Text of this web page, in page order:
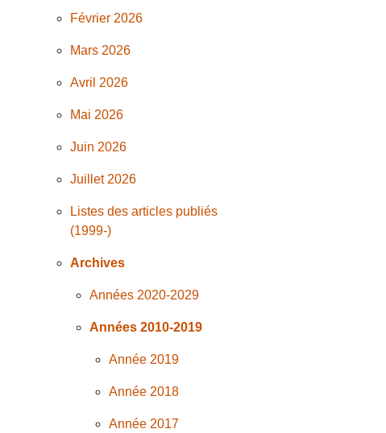
Février 2026
Mars 2026
Avril 2026
Mai 2026
Juin 2026
Juillet 2026
Listes des articles publiés
(1999-)
Archives
Années 2020-2029
Années 2010-2019
Année 2019
Année 2018
Année 2017